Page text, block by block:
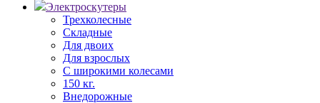
Электроскутеры
Трехколесные
Складные
Для двоих
Для взрослых
С широкими колесами
150 кг.
Внедорожные